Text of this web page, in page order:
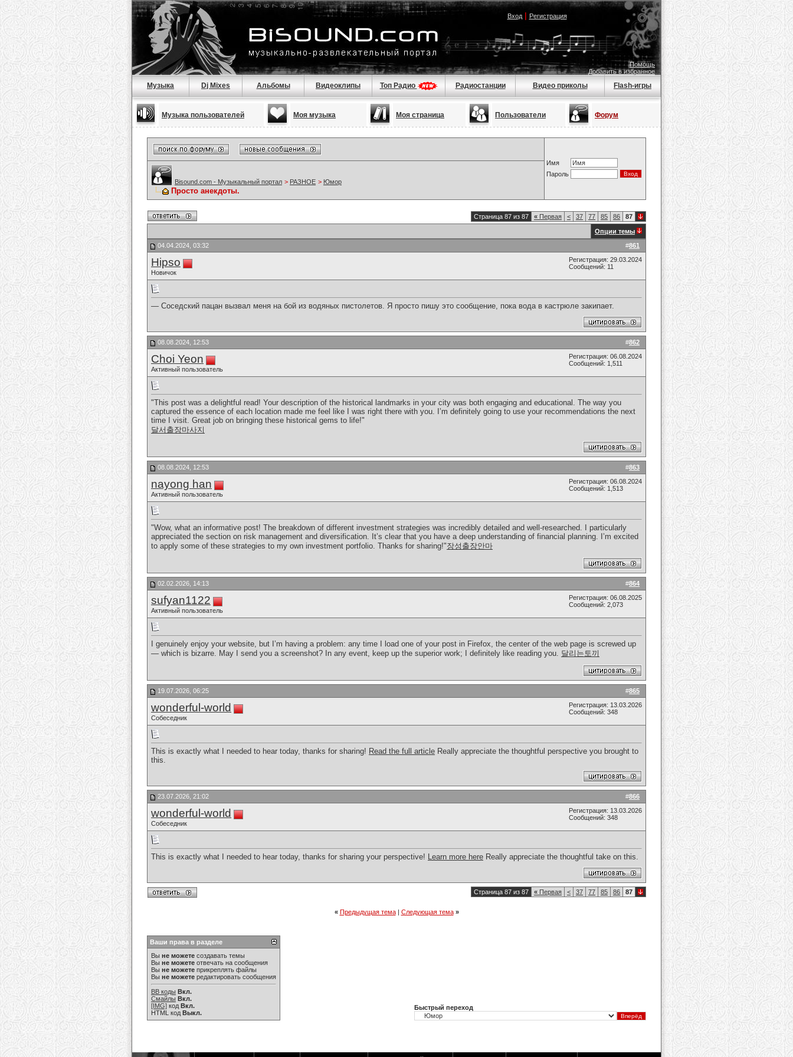
Вход| Регистрация
Помощь
Добавить в избранное
Музыка Dj Mixes Альбомы Видеоклипы Топ Радио Радиостанции Видео приколы Flash-игры
Музыка пользователей Моя музыка Моя страница Пользователи Форум
Имя
Пароль
Bisound.com - Музыкальный портал > РАЗНОЕ > Юмор
Просто анекдоты.
Страница 87 из 87 « Первая < 37 77 85 86 87
Опции темы
#861
04.04.2024, 03:32
Hipso
Новичок
Регистрация: 29.03.2024
Сообщений: 11
— Соседский пацан вызвал меня на бой из водяных пистолетов. Я просто пишу это сообщение, пока вода в кастрюле закипает.
#862
08.08.2024, 12:53
Choi Yeon
Активный пользователь
Регистрация: 06.08.2024
Сообщений: 1,511
"This post was a delightful read! Your description of the historical landmarks in your city was both engaging and educational. The way you
captured the essence of each location made me feel like I was right there with you. I’m definitely going to use your recommendations the next
time I visit. Great job on bringing these historical gems to life!"
달서출장마사지
#863
08.08.2024, 12:53
nayong han
Активный пользователь
Регистрация: 06.08.2024
Сообщений: 1,513
"Wow, what an informative post! The breakdown of different investment strategies was incredibly detailed and well-researched. I particularly
appreciated the section on risk management and diversification. It’s clear that you have a deep understanding of financial planning. I’m excited
to apply some of these strategies to my own investment portfolio. Thanks for sharing!"장성출장안마
#864
02.02.2026, 14:13
sufyan1122
Активный пользователь
Регистрация: 06.08.2025
Сообщений: 2,073
I genuinely enjoy your website, but I’m having a problem: any time I load one of your post in Firefox, the center of the web page is screwed up
— which is bizarre. May I send you a screenshot? In any event, keep up the superior work; I definitely like reading you. 달리는토끼
#865
19.07.2026, 06:25
wonderful-world
Собеседник
Регистрация: 13.03.2026
Сообщений: 348
This is exactly what I needed to hear today, thanks for sharing! Read the full article Really appreciate the thoughtful perspective you brought to
this.
#866
23.07.2026, 21:02
wonderful-world
Собеседник
Регистрация: 13.03.2026
Сообщений: 348
This is exactly what I needed to hear today, thanks for sharing your perspective! Learn more here Really appreciate the thoughtful take on this.
Страница 87 из 87 « Первая < 37 77 85 86 87
« Предыдущая тема| Следующая тема »
Ваши права в разделе
Вы не можете создавать темы
Вы не можете отвечать на сообщения
Вы не можете прикреплять файлы
Вы не можете редактировать сообщения
BB коды Вкл.
Смайлы Вкл.
[IMG] код Вкл.
HTML код Выкл.
Быстрый переход